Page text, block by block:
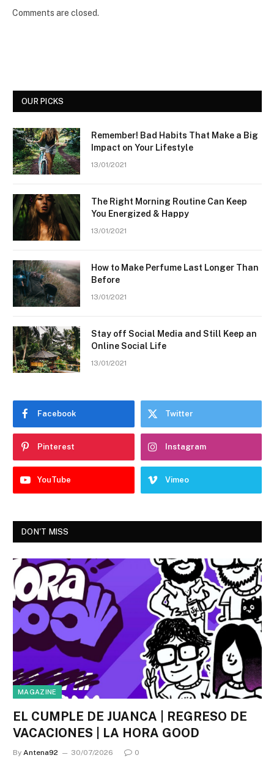
Comments are closed.
OUR PICKS
Remember! Bad Habits That Make a Big
Impact on Your Lifestyle
13/01/2021
The Right Morning Routine Can Keep
You Energized & Happy
13/01/2021
How to Make Perfume Last Longer Than
Before
13/01/2021
Stay off Social Media and Still Keep an
Online Social Life
13/01/2021
Facebook Twitter
Pinterest Instagram
YouTube Vimeo
DON'T MISS
MAGAZINE
EL CUMPLE DE JUANCA | REGRESO DE
VACACIONES | LA HORA GOOD
By Antena92 30/07/2026 0